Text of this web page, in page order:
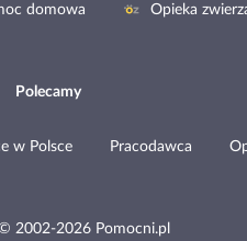
domowa Opieka
Polecamy
w Polsce Pracodawca
2002-2026 Pomocni.pl